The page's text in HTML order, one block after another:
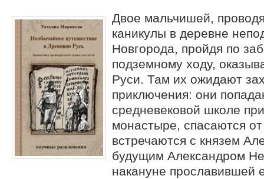
Двое мальчишей,
каникулы в деревне
Новгорода, пройдя по
подземному ходу,
Руси. Там их ожидают
приключения: они
средневековой школе
монастыре, спасаются
встречаются с князем
будущим Александром
накануне прославившей